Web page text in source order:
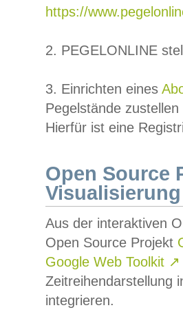
https://
2. PEGELONLINE
3. Einrichten eines
Pegelstände
Hierfür ist eine
Open Source
Visualisierung
Aus der interaktiven
Open Source Projekt
Google Web Toolkit ↗
Zeitreihendarstellung
integrieren.